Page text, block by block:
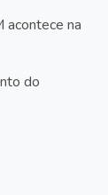
acontece na
do